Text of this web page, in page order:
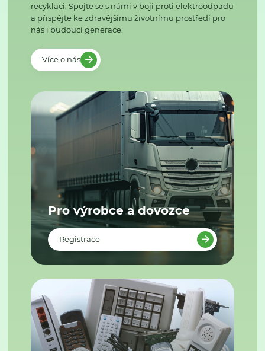
recyklaci. Spojte se s námi v boji proti elektroodpadu
a přispějte ke zdravějšímu životnímu prostředí pro
nás i budoucí generace.
Více o nás
Pro výrobce a dovozce
Registrace